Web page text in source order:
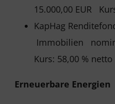
15.000,00 EUR
KapHag
Immobilien
Kurs: 58,00 % netto
Erneuerbare Energien